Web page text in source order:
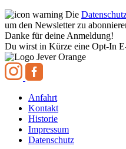
Die
um den Newsletter zu
Danke für deine Anmeldung!
Du wirst in Kürze eine Opt-In
Anfahrt
Kontakt
Historie
Impressum
Datenschutz